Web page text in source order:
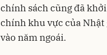
chính sách cũng đã
chính khu vực của Nhật
vào năm ngoái.